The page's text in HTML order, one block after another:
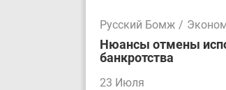
Русский Бомж /
Нюансы отмены
банкротства
23 Июля